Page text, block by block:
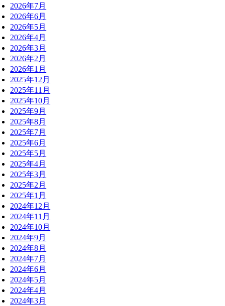
2026年7月
2026年6月
2026年5月
2026年4月
2026年3月
2026年2月
2026年1月
2025年12月
2025年11月
2025年10月
2025年9月
2025年8月
2025年7月
2025年6月
2025年5月
2025年4月
2025年3月
2025年2月
2025年1月
2024年12月
2024年11月
2024年10月
2024年9月
2024年8月
2024年7月
2024年6月
2024年5月
2024年4月
2024年3月